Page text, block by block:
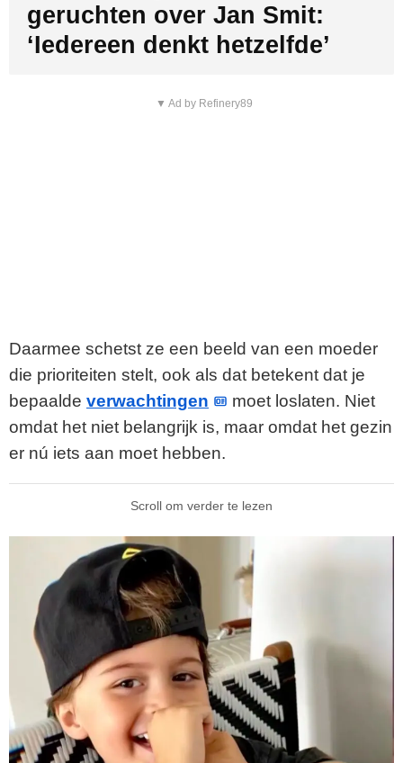
geruchten over Jan Smit:
‘Iedereen denkt hetzelfde’
▼ Ad by Refinery89
Daarmee schetst ze een beeld van een moeder
die prioriteiten stelt, ook als dat betekent dat je
bepaalde verwachtingen
moet loslaten. Niet
omdat het niet belangrijk is, maar omdat het gezin
er nú iets aan moet hebben.
Scroll om verder te lezen